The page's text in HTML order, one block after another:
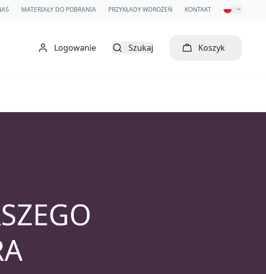
MATERIAŁY DO POBRANIA PRZYKŁADY WDROŻEŃ KONTAKT
Logowanie Szukaj Koszyk